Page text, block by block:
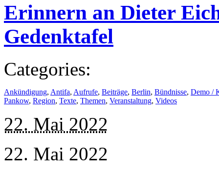
Erinnern an Dieter
Gedenktafel
Categories:
Ankündigung, Antifa, Aufrufe, Beiträge, Berlin, Bündnisse, Demo /
Pankow, Region, Texte, Themen, Veranstaltung, Videos
22. Mai 2022
22. Mai 2022